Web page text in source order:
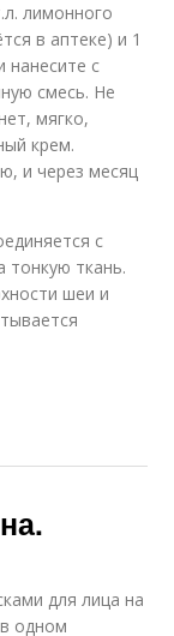
лимонного
в аптеке) и 1
нанесите с
смесь. Не
мягко,
крем.
и через месяц
с
тонкую ткань.
шеи и
для лица на
одном